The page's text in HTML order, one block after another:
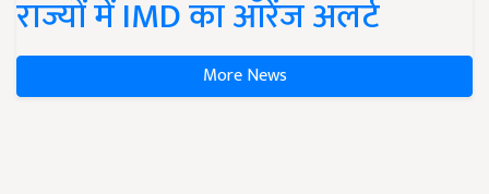
राज्यों में IMD का ऑरेंज अलर्ट
More News